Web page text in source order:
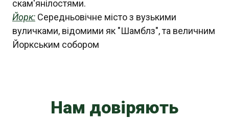
скам'янілостями.
Йорк: Середньовічне місто з вузькими
вуличками, відомими як "Шамблз", та величним
Йоркським собором
Нам довіряють